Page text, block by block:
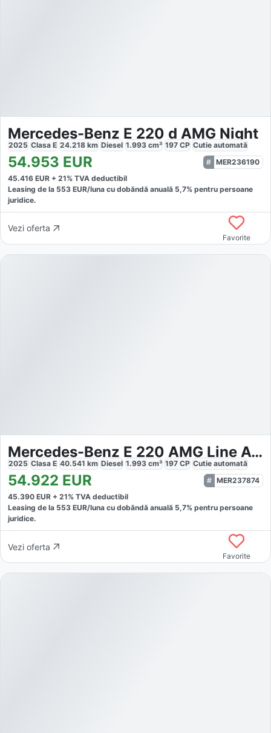
Mercedes-Benz E 220 d AMG Night
2025 Clasa E 24.218 km Diesel 1.993 cm³ 197 CP Cutie automată
54.953 EUR
MER236190
45.416 EUR + 21% TVA deductibil
Leasing de la 553 EUR/luna cu dobăndă anuală 5,7% pentru persoane
juridice.
Vezi oferta
Favorite
Mercedes-Benz E 220 AMG Line Advanced
2025 Clasa E 40.541 km Diesel 1.993 cm³ 197 CP Cutie automată
54.922 EUR
MER237874
45.390 EUR + 21% TVA deductibil
Leasing de la 553 EUR/luna cu dobăndă anuală 5,7% pentru persoane
juridice.
Vezi oferta
Favorite